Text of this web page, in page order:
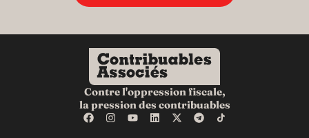
Contre l'oppression fiscale,
la pression des contribuables